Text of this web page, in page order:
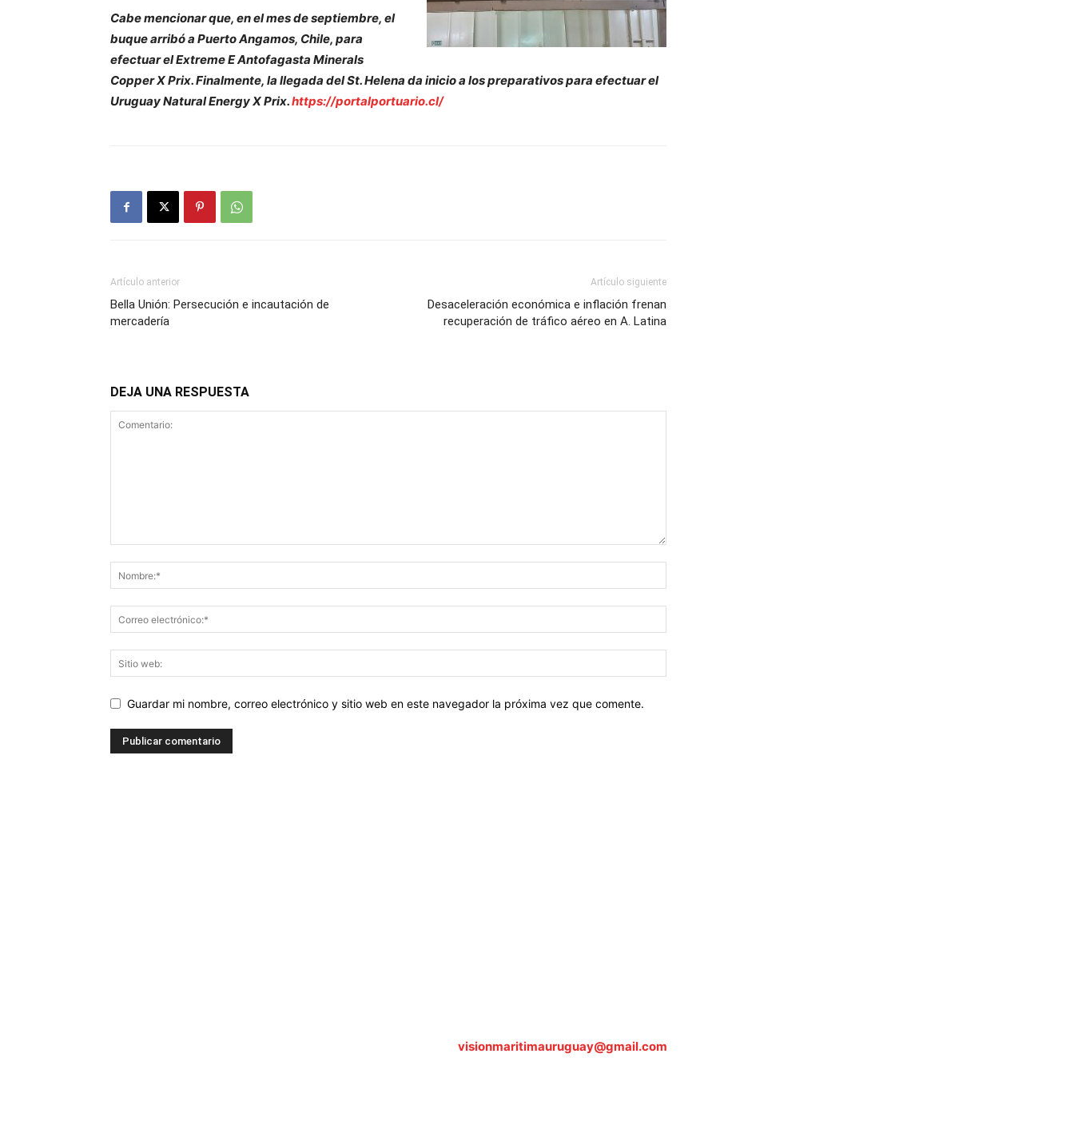
Cabe mencionar que, en el mes de septiembre, el
buque arribó a Puerto Angamos, Chile, para
efectuar el Extreme E Antofagasta Minerals
Copper X Prix. Finalmente, la llegada del St. Helena da inicio a los preparativos para efectuar el
Uruguay Natural Energy X Prix.https://portalportuario.cl/
Artículo anterior
Bella Unión: Persecución e incautación de
mercadería
Artículo siguiente
Desaceleración económica e inflación frenan
recuperación de tráfico aéreo en A. Latina
DEJA UNA RESPUESTA
Guardar mi nombre, correo electrónico y sitio web en este navegador la próxima vez que comente.
visionmaritimauruguay@gmail.com